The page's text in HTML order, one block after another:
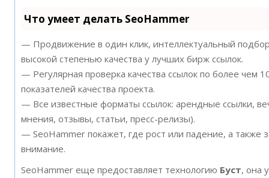
Что умеет делать SeoHammer
— Продвижение в один клик, интеллектуальный
высокой степенью качества у лучших бирж ссылок.
— Регулярная проверка качества ссылок по более чем
показателей качества проекта.
— Все известные форматы ссылок: арендные ссылки,
мнения, отзывы, статьи, пресс-релизы).
— SeoHammer покажет, где рост или падение, а также
внимание.
SeoHammer еще предоставляет технологию Буст, она